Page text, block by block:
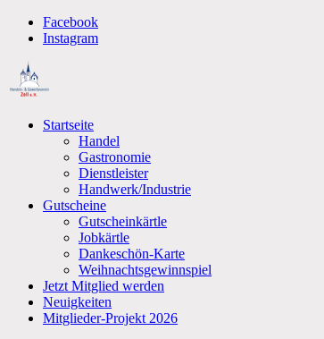
Facebook
Instagram
Startseite
Handel
Gastronomie
Dienstleister
Handwerk/Industrie
Gutscheine
Gutscheinkärtle
Jobkärtle
Dankeschön-Karte
Weihnachtsgewinnspiel
Jetzt Mitglied werden
Neuigkeiten
Mitglieder-Projekt 2026